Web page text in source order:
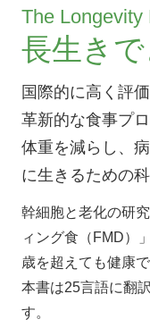
The Longevity
長生き
国際的に高く評
革新的な食事プロ
体重を減らし、
に生きるための
幹細胞と老化の研
ィング食（FMD）
歳を超えても健康
本書は25言語に翻
す。